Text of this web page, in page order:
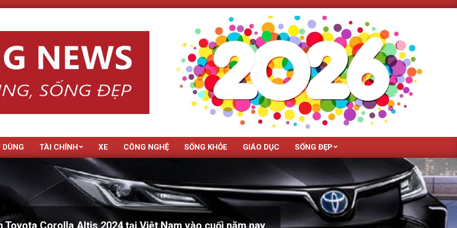
TÀI CHÍNH XE CÔNG NGHỆ SỐNG KHỎE GIÁO DỤC SỐNG ĐẸP
Toyota Corolla Altis 2024 tại Việt Nam vào cuối năm nay